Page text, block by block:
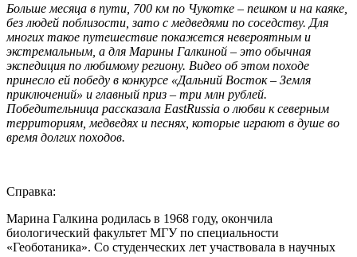
Больше месяца в пути, 700 км по Чукотке – пешком и на каяке,
без людей поблизости, зато с медведями по соседству. Для
многих такое путешествие покажется невероятным и
экстремальным, а для Марины Галкиной – это обычная
экспедиция по любимому региону. Видео об этом походе
принесло ей победу в конкурсе «Дальний Восток – Земля
приключений» и главный приз – три млн рублей.
Победительница рассказала EastRussia о любви к северным
территориям, медведях и песнях, которые играют в душе во
время долгих походов.
Справка:
Марина Галкина родилась в 1968 году, окончила
биологический факультет МГУ по специальности
«Геоботаника». Со студенческих лет участвовала в научных